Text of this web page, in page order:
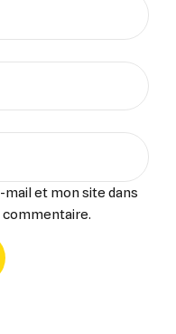
et mon site dans
commentaire.